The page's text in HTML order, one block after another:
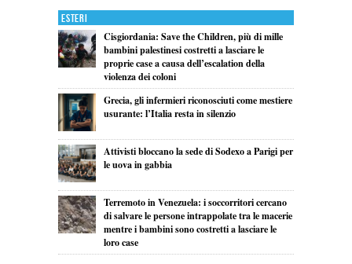
Esteri
Cisgiordania: Save the Children, più di mille
bambini palestinesi costretti a lasciare le
proprie case a causa dell’escalation della
violenza dei coloni
Grecia, gli infermieri riconosciuti come mestiere
usurante: l’Italia resta in silenzio
Attivisti bloccano la sede di Sodexo a Parigi per
le uova in gabbia
Terremoto in Venezuela: i soccorritori cercano
di salvare le persone intrappolate tra le macerie
mentre i bambini sono costretti a lasciare le
loro case